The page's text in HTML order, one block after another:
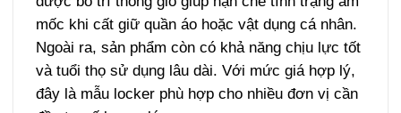
mốc khi cất giữ quần áo hoặc vật dụng cá nhân.
Ngoài ra, sản phẩm còn có khả năng chịu lực tốt
và tuổi thọ sử dụng lâu dài.Với mức giá hợp lý,
đây là mẫu locker phù hợp cho nhiều đơn vị cần